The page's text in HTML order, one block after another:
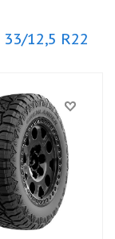
33/12,5 R22